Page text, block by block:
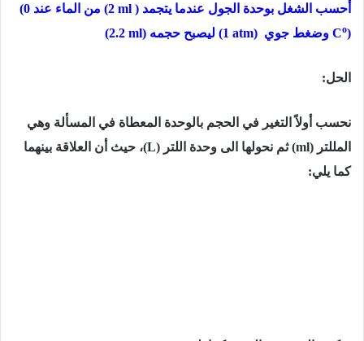
أحسب الشغل بوحدة الجول عندما يتجمد ( (2 ml من الماء عند (0
Co) وضغط جوي 1 atm)) ليصبح حجمه (2.2 ml)
الحل:
نحسب أولاً التغیر في الحجم بالوحدة المعطاة في المسألة وھي
المللتر (ml) ثم نحولھا الى وحدة اللتر (L)، حیث أن العلاقة بینھما
كما يلي: